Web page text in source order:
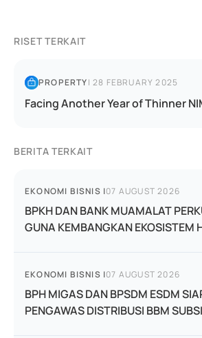
RISET TERKAIT
PROPERTY|28 FEBRUARY 2025
Facing Another Year of Thinner
BERITA TERKAIT
EKONOMI BISNIS |07 AUGUST 2026
BPKH DAN BANK MUAMALAT
GUNA KEMBANGKAN EKOSISTEM
EKONOMI BISNIS |07 AUGUST 2026
BPH MIGAS DAN BPSDM ESDM
PENGAWAS DISTRIBUSI BBM